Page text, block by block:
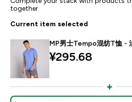
together
Current item selected
MP男士Tempo混纺T恤 -
¥295.68‎